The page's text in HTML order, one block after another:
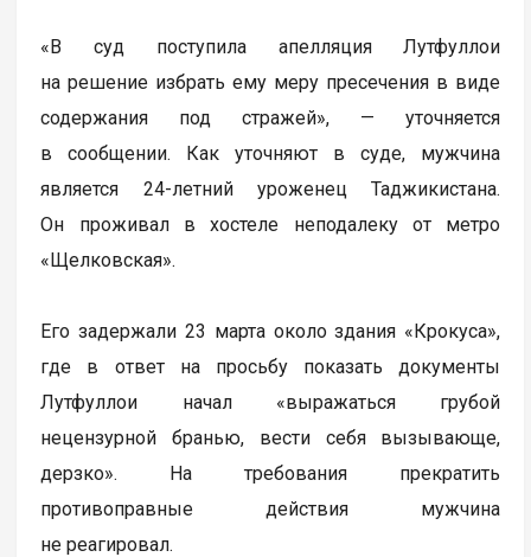
«В суд поступила апелляция Лутфуллои
на решение избрать ему меру пресечения в виде
содержания под стражей», — уточняется
в сообщении. Как уточняют в суде, мужчина
является 24-летний уроженец Таджикистана.
Он проживал в хостеле неподалеку от метро
«Щелковская».
Его задержали 23 марта около здания «Крокуса»,
где в ответ на просьбу показать документы
Лутфуллои начал «выражаться грубой
нецензурной бранью, вести себя вызывающе,
дерзко». На требования прекратить
противоправные действия мужчина
не реагировал.